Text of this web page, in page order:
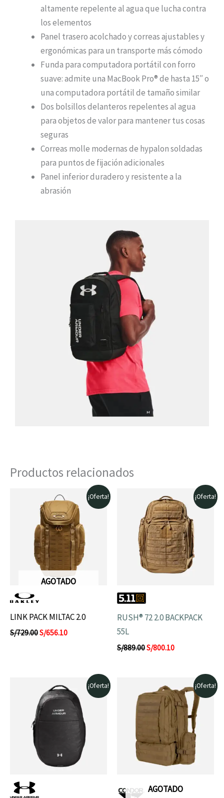
altamente repelente al agua que lucha contra
los elementos
Panel trasero acolchado y correas ajustables y
ergonómicas para un transporte más cómodo
Funda para computadora portátil con forro
suave: admite una MacBook Pro® de hasta 15″ o
una computadora portátil de tamaño similar
Dos bolsillos delanteros repelentes al agua
para objetos de valor para mantener tus cosas
seguras
Correas molle modernas de hypalon soldadas
para puntos de fijación adicionales
Panel inferior duradero y resistente a la
abrasión
Productos relacionados
¡Oferta!
AGOTADO
LINK PACK MILTAC 2.0
S/729.00
precio
original
era:
S/729.00.
S/656.10
precio
actual
es:
S/656.10.
¡Oferta!
RUSH® 72 2.0 BACKPACK
55L
S/889.00
precio
original
era:
S/889.00.
S/800.10
precio
actual
es:
S/800.10.
¡Oferta!
precio
original
era:
S/229.90.
precio
actual
es:
S/206.91.
¡Oferta!
AGOTADO
precio
original
era:
S/550.00.
precio
actual
es:
S/495.00.